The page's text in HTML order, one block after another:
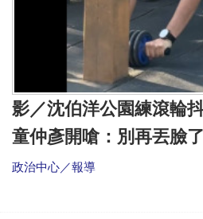
影／沈伯洋公園練滾輪
童仲彥開嗆：別再丟臉
政治中心／報導